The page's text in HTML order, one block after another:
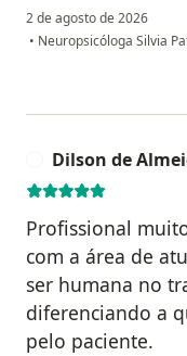
2 de agosto de 2026
• Neuropsicóloga Silvia
Dilson de
Profissional
com a área de
ser humana no
diferenciando a
pelo paciente.